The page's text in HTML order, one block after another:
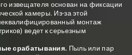
извещателя основан на фиксации
камеры. Из-за этой
монтаж
ведет к серьезным
срабатывания. Пыль или пар